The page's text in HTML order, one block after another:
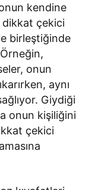
kendine
dikkat çekici
birleştiğinde
onun
aynı
Giydiği
onun kişiliğini
çekici